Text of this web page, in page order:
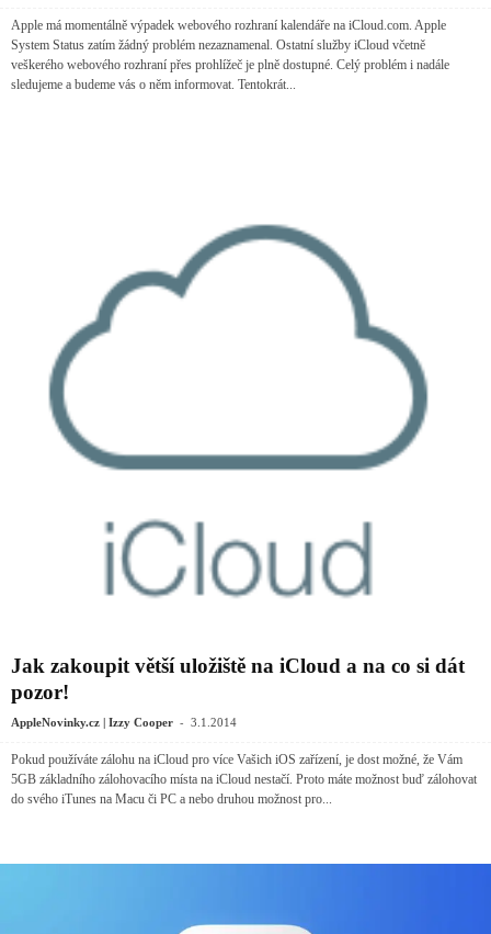
Apple má momentálně výpadek webového rozhraní kalendáře na iCloud.com. Apple
System Status zatím žádný problém nezaznamenal. Ostatní služby iCloud včetně
veškerého webového rozhraní přes prohlížeč je plně dostupné. Celý problém i nadále
sledujeme a budeme vás o něm informovat. Tentokrát...
Jak zakoupit větší uložiště na iCloud a na co si dát
pozor!
AppleNovinky.cz | Izzy Cooper - 3.1.2014
Pokud používáte zálohu na iCloud pro více Vašich iOS zařízení, je dost možné, že Vám
5GB základního zálohovacího místa na iCloud nestačí. Proto máte možnost buď zálohovat
do svého iTunes na Macu či PC a nebo druhou možnost pro...